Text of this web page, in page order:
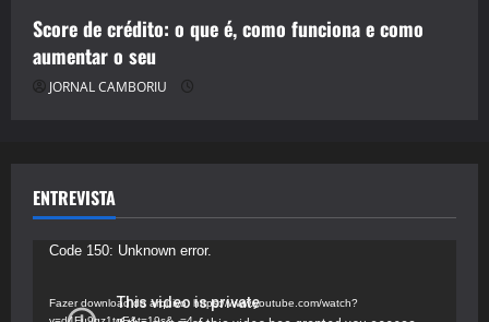
Score de crédito: o que é, como funciona e como
aumentar o seu
JORNAL CAMBORIU
ENTREVISTA
Tocador
vídeo
Code 150: Unknown error.
Fazer download do arquivo: https://www.youtube.com/watch?